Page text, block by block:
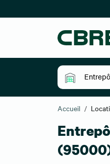
Accueil